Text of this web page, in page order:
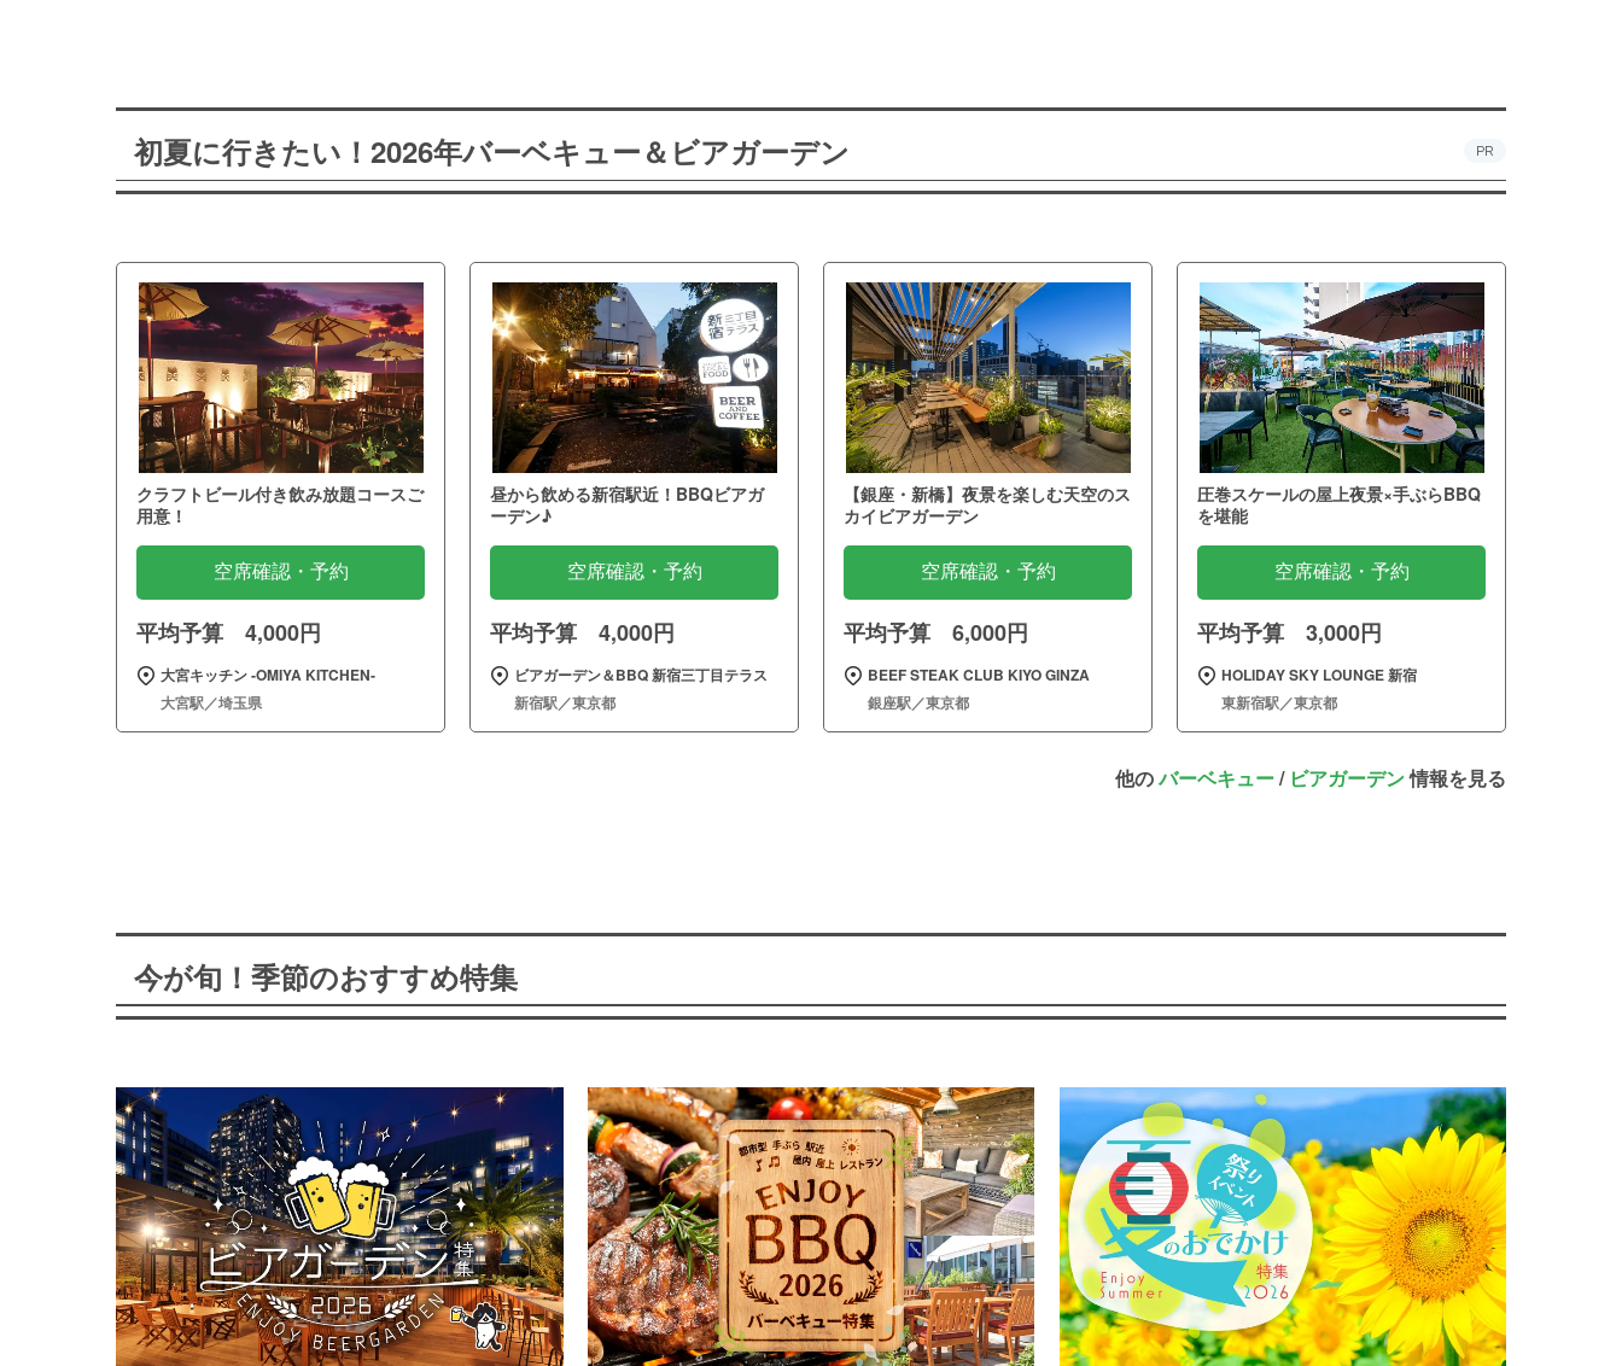
初夏に行きたい！2026年バーベキュー＆ビアガーデン PR
クラフトビール付き飲み放題コースご
用意！
空席確認・予約
平均予算 4,000円
大宮キッチン ‐OMIYA KITCHEN‐
大宮駅／埼玉県
昼から飲める新宿駅近！BBQビアガ
ーデン♪
空席確認・予約
平均予算 4,000円
ビアガーデン＆BBQ 新宿三丁目テラス
新宿駅／東京都
【銀座・新橋】夜景を楽しむ天空のス
カイビアガーデン
空席確認・予約
平均予算 6,000円
BEEF STEAK CLUB KIYO GINZA
銀座駅／東京都
圧巻スケールの屋上夜景×手ぶらBBQ
を堪能
空席確認・予約
平均予算 3,000円
HOLIDAY SKY LOUNGE 新宿
東新宿駅／東京都
他のバーベキュー/ ビアガーデン情報を見る
今が旬！季節のおすすめ特集